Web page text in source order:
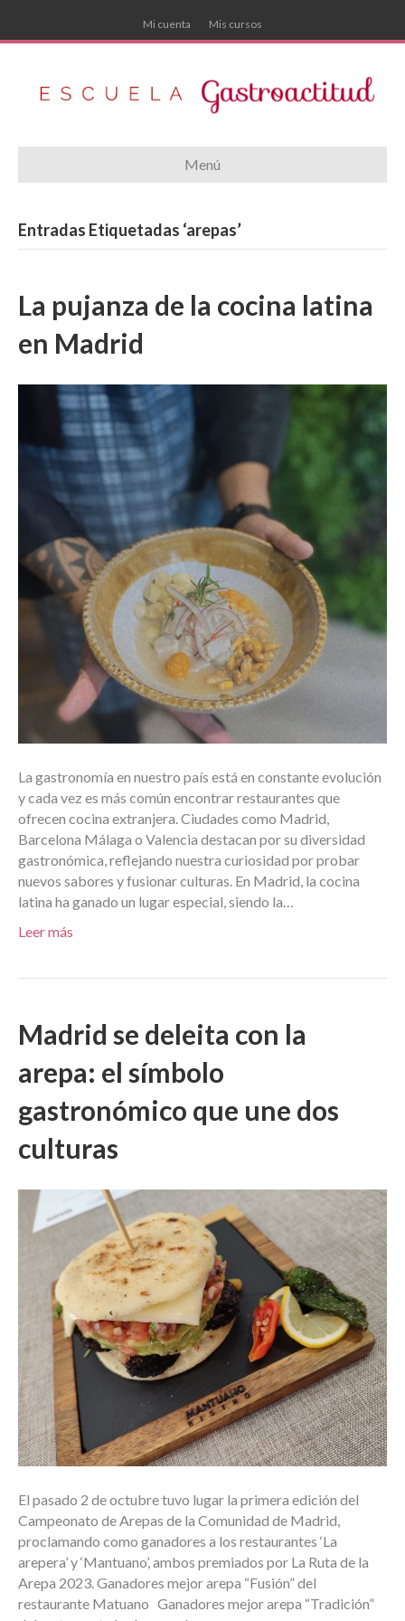
Mi cuenta Mis cursos
Menú
Entradas Etiquetadas ‘arepas’
La pujanza de la cocina latina
en Madrid
La gastronomía en nuestro país está en constante evolución
y cada vez es más común encontrar restaurantes que
ofrecen cocina extranjera. Ciudades como Madrid,
Barcelona Málaga o Valencia destacan por su diversidad
gastronómica, reflejando nuestra curiosidad por probar
nuevos sabores y fusionar culturas. En Madrid, la cocina
latina ha ganado un lugar especial, siendo la…
Leer más
Madrid se deleita con la
arepa: el símbolo
gastronómico que une dos
culturas
El pasado 2 de octubre tuvo lugar la primera edición del
Campeonato de Arepas de la Comunidad de Madrid,
proclamando como ganadores a los restaurantes ‘La
arepera’ y ‘Mantuano’, ambos premiados por La Ruta de la
Arepa 2023. Ganadores mejor arepa “Fusión” del
restaurante Matuano Ganadores mejor arepa “Tradición”